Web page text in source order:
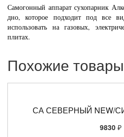
Самогонный аппарат сухопарник
дно, которое подходит под все
использовать на газовых,
плитах.
Похожие товары
СА СЕВЕРНЫЙ NEW/
9830 ₽